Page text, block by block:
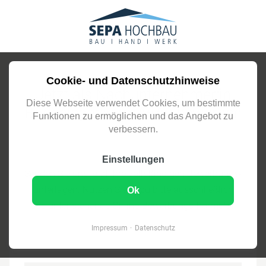
Cookie- und Datenschutzhinweise
Diese Webseite verwendet Cookies, um bestimmte
Funktionen zu ermöglichen und das Angebot zu
verbessern.
Einstellungen
Ok
Impressum Datenschutz
Jetzt als Nachunternehmer:in
Bodenleger:in (m/w/x) bewerben
Senden Sie uns jetzt Ihre vollständigen Bewerbungs­
unterlagen. Nutzen Sie dazu bitte ausschließlich
das unten­stehende Online-Bewerbungs-Formular.